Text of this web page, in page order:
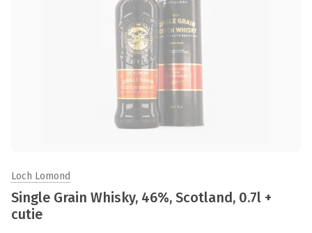
Loch Lomond
Single Grain Whisky, 46%, Scotland, 0.7l +
cutie